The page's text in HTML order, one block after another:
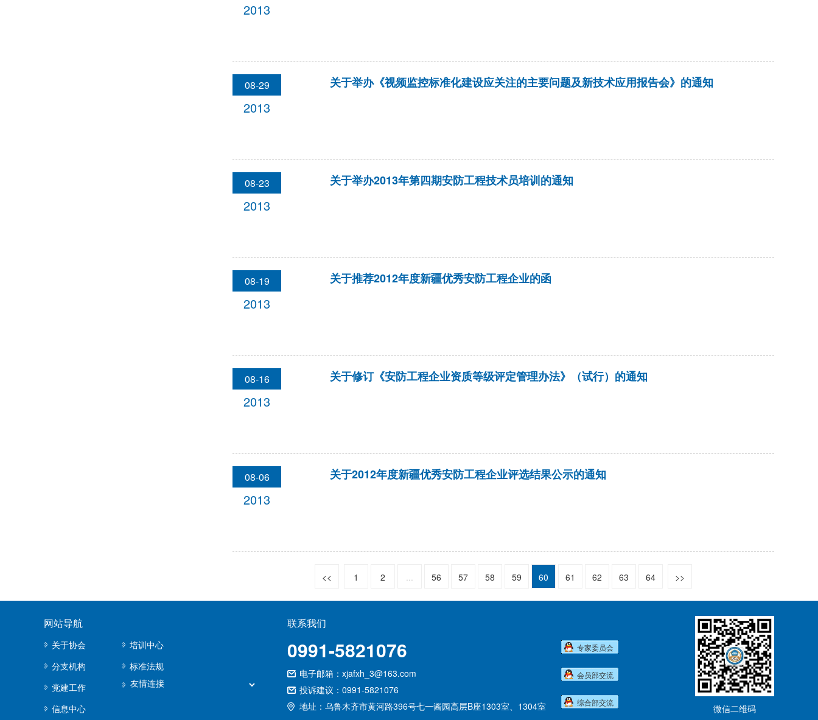
2013
08-29
2013
关于举办《视频监控标准化建设应关注的主要问题及新技术应用报告会》的通知
08-23
2013
关于举办2013年第四期安防工程技术员培训的通知
08-19
2013
关于推荐2012年度新疆优秀安防工程企业的函
08-16
2013
关于修订《安防工程企业资质等级评定管理办法》（试行）的通知
08-06
2013
关于2012年度新疆优秀安防工程企业评选结果公示的通知
<< 1 2 ... 56 57 58 59 60 61 62 63 64 >>
网站导航
关于协会
分支机构
党建工作
信息中心
培训中心
标准法规
联系我们
0991-5821076
电子邮箱：xjafxh_3@163.com
投诉建议：0991-5821076
地址：乌鲁木齐市黄河路396号七一酱园高层B座1303室、1304室
专家委员会
会员部交流
综合部交流
微信二维码